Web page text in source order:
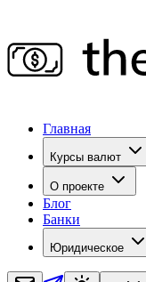
Главная
Курсы валют
О проекте
Блог
Банки
Юридическое